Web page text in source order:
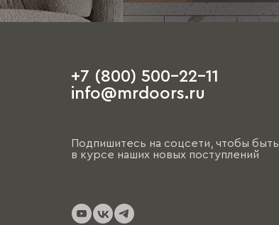
+7 (800) 500-22-11
info@mrdoors.ru
Подпишитесь на соцсети, чтобы быть
в курсе наших новых поступлений